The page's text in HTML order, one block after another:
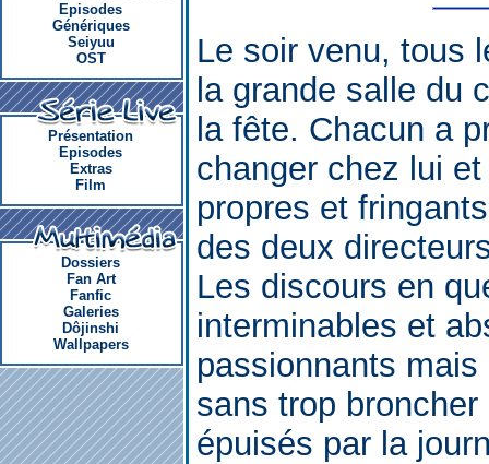
Episodes
Génériques
Seiyuu
OST
Présentation
Episodes
Extras
Film
Dossiers
Fan Art
Fanfic
Galeries
Dôjinshi
Wallpapers
Le soir venu, tous
la grande salle du
la fête. Chacun a
changer chez lui
propres et
des deux
Les discours en
interminables et
passionnants
sans trop
épuisés par la